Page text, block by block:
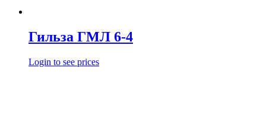
Гильза ГМЛ 6-4
Login to see prices